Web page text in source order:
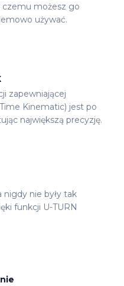
czemu możesz go
używać.
zapewniającej
Kinematic) jest po
największą precyzję.
nigdy nie były tak
funkcji U-TURN